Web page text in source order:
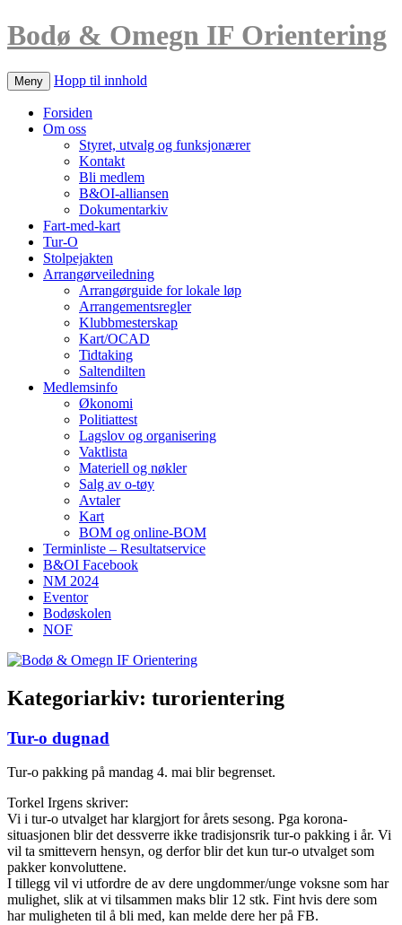
Bodø & Omegn IF Orientering
Meny Hopp til innhold
Forsiden
Om oss
Styret, utvalg og funksjonærer
Kontakt
Bli medlem
B&OI-alliansen
Dokumentarkiv
Fart-med-kart
Tur-O
Stolpejakten
Arrangørveiledning
Arrangørguide for lokale løp
Arrangementsregler
Klubbmesterskap
Kart/OCAD
Tidtaking
Saltendilten
Medlemsinfo
Økonomi
Politiattest
Lagslov og organisering
Vaktlista
Materiell og nøkler
Salg av o-tøy
Avtaler
Kart
BOM og online-BOM
Terminliste – Resultatservice
B&OI Facebook
NM 2024
Eventor
Bodøskolen
NOF
Kategoriarkiv: turorientering
Tur-o dugnad
Tur-o pakking på mandag 4. mai blir begrenset.
Torkel Irgens skriver:
Vi i tur-o utvalget har klargjort for årets sesong. Pga korona-
situasjonen blir det dessverre ikke tradisjonsrik tur-o pakking i år. Vi
vil ta smittevern hensyn, og derfor blir det kun tur-o utvalget som
pakker konvoluttene.
I tillegg vil vi utfordre de av dere ungdommer/unge voksne som har
mulighet, slik at vi tilsammen maks blir 12 stk. Fint hvis dere som
har muligheten til å bli med, kan melde dere her på FB.